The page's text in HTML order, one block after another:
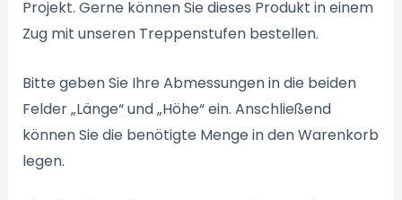
Projekt. Gerne können Sie dieses Produkt in einem
Zug mit unseren Treppenstufen bestellen.
Bitte geben Sie Ihre Abmessungen in die beiden
Felder „Länge“ und „Höhe“ ein. Anschließend
können Sie die benötigte Menge in den Warenkorb
legen.